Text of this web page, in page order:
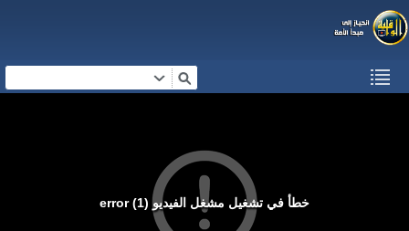
خطأ في تشغيل مشغل الفيديو (1) error